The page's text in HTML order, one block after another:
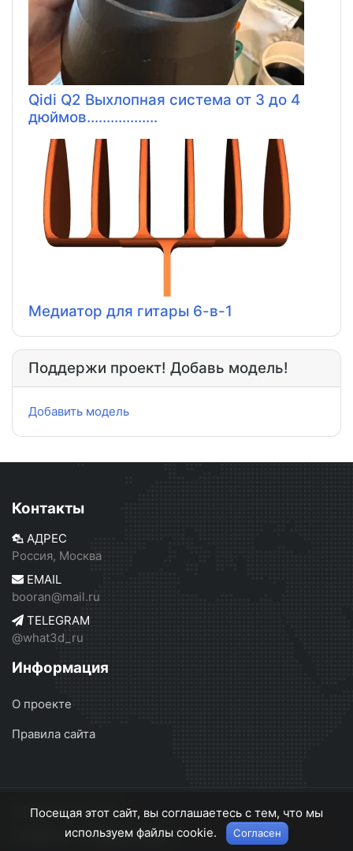
Qidi Q2 Выхлопная система от 3 до 4
дюймов..................
Медиатор для гитары 6-в-1
Поддержи проект! Добавь модель!
Добавить модель
Контакты
АДРЕС
Россия, Москва
EMAIL
booran@mail.ru
TELEGRAM
@what3d_ru
Информация
О проекте
Правила сайта
what3d.ru © 2026
О проекте
Правила сайта
Посещая этот сайт, вы соглашаетесь с тем, что мы
используем файлы cookie.
Согласен